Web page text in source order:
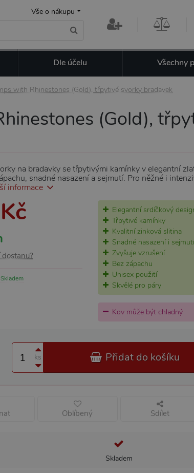
Vše o nákupu
Dle účelu Všechny
with Rhinestones (Gold), třpytivé svorky bradavek
(Gold),
na bradavky se třpytivými kamínky v elegantní
snadné nasazení a sejmutí. Pro něžné i
informace
Skladem
Elegantní srdíčkový
Třpytivé kamínky
Kvalitní zinková slitina
Snadné nasazení i sejmutí
Zvyšuje vzrušení
Bez zápachu
Unisex použití
Skvělé pro páry
Kov může být chladný
ks Přidat do košíku
Oblíbený Sdílet
Skladem